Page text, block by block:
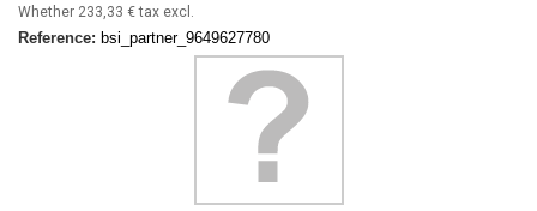
Whether 233,33 €tax excl.
Reference: bsi_partner_9649627780